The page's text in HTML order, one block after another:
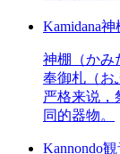
Kamidana神
神棚（かみ
奉御札（お
严格来说，
同的器物。
Kannondo観